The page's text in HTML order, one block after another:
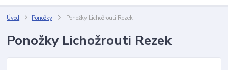
Úvod Ponožky Ponožky Lichožrouti Rezek
Ponožky Lichožrouti Rezek